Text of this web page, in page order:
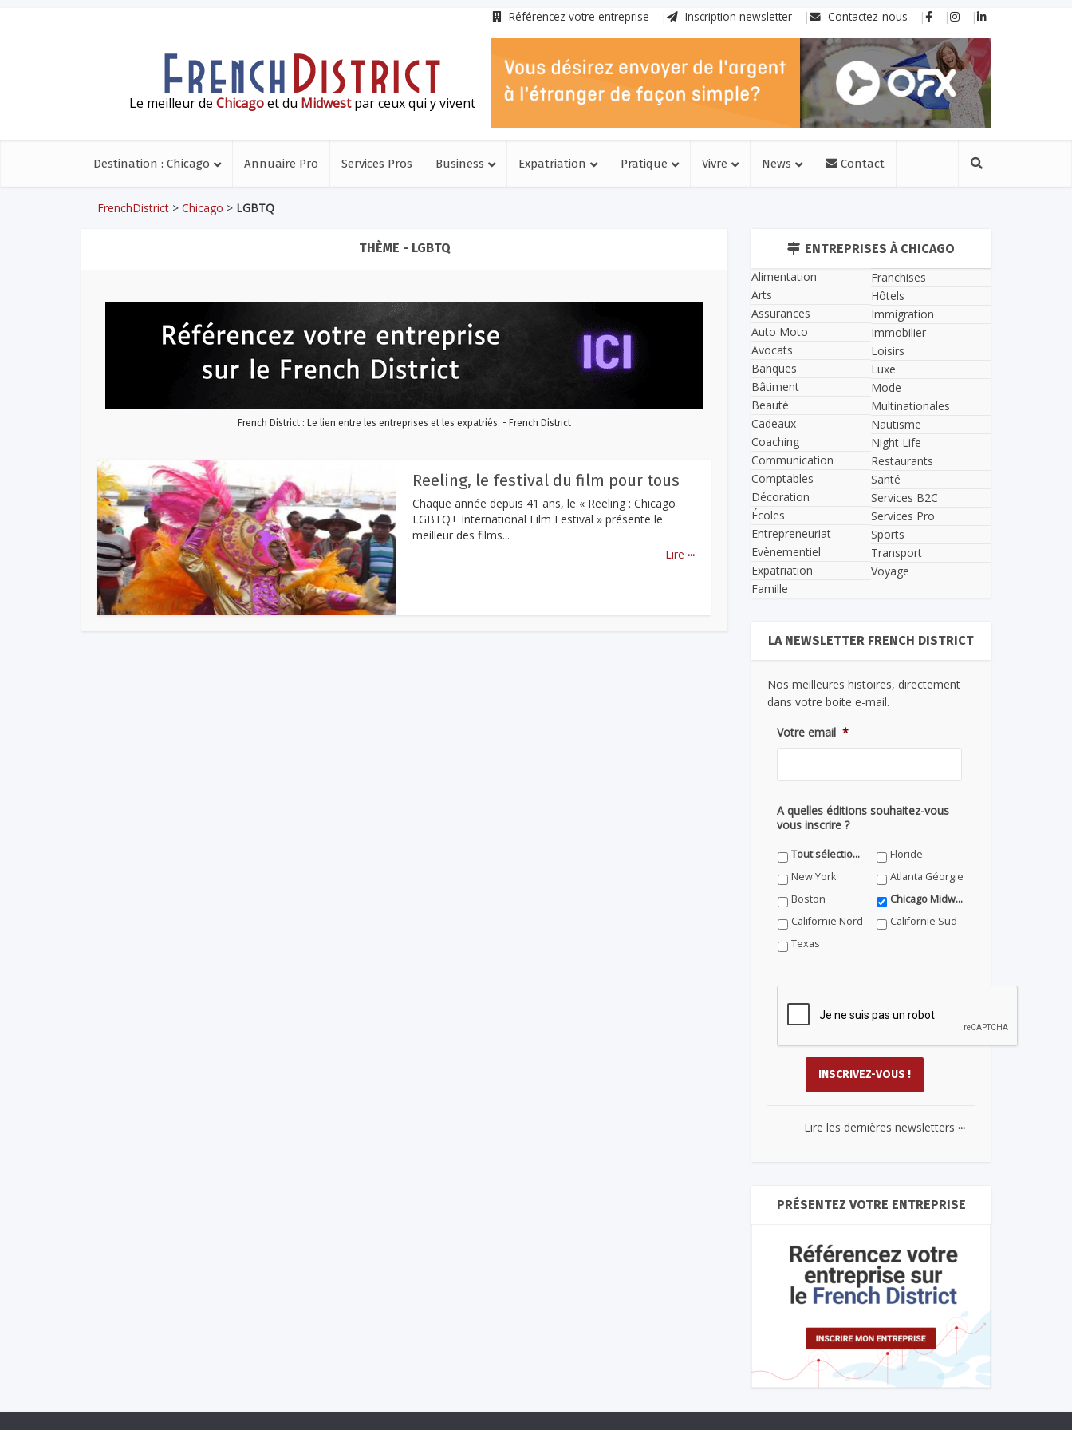
Référencez votre entreprise Inscription newsletter Contactez-nous
Le meilleur de Chicagoet du Midwestpar ceux qui y vivent
Destination : Chicago Annuaire Pro Services Pros Business Expatriation Pratique Vivre News Contact
FrenchDistrict > Chicago > LGBTQ
THÈME - LGBTQ
French District : Le lien entre les entreprises et les expatriés. - French District
Reeling, le festival du film pour tous
Chaque année depuis 41 ans, le « Reeling : Chicago
LGBTQ+ International Film Festival » présente le
meilleur des films...
Lire ...
ENTREPRISES À CHICAGO
Alimentation
Arts
Assurances
Auto Moto
Avocats
Banques
Bâtiment
Beauté
Cadeaux
Coaching
Communication
Comptables
Décoration
Écoles
Entrepreneuriat
Evènementiel
Expatriation
Famille
Franchises
Hôtels
Immigration
Immobilier
Loisirs
Luxe
Mode
Multinationales
Nautisme
Night Life
Restaurants
Santé
Services B2C
Services Pro
Sports
Transport
Voyage
LA NEWSLETTER FRENCH DISTRICT
Nos meilleures histoires, directement
dans votre boite e-mail.
Votre email *
A quelles éditions souhaitez-vous
vous inscrire ?
Tout sélectionner
Floride
New York
Atlanta Géorgie
Boston
Chicago Midwest
Californie Nord
Californie Sud
Texas
Lire les dernières newsletters ...
PRÉSENTEZ VOTRE ENTREPRISE